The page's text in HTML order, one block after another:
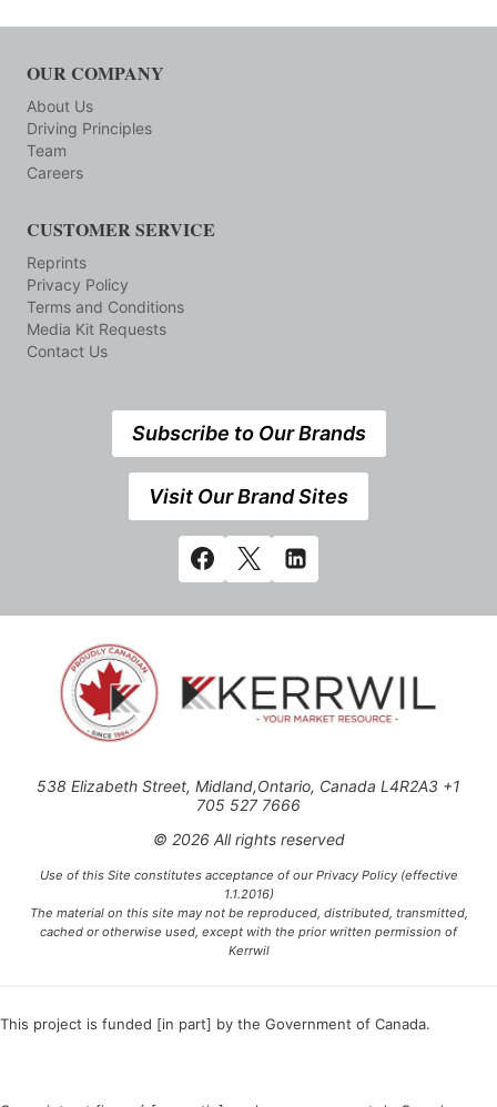
OUR COMPANY
About Us
Driving Principles
Team
Careers
CUSTOMER SERVICE
Reprints
Privacy Policy
Terms and Conditions
Media Kit Requests
Contact Us
Subscribe to Our Brands
Visit Our Brand Sites
538 Elizabeth Street, Midland,Ontario, Canada L4R2A3 +1
705 527 7666
© 2026 All rights reserved
Use of this Site constitutes acceptance of our Privacy Policy (effective
1.1.2016)
The material on this site may not be reproduced, distributed, transmitted,
cached or otherwise used, except with the prior written permission of
Kerrwil
This project is funded [in part] by the Government of Canada.